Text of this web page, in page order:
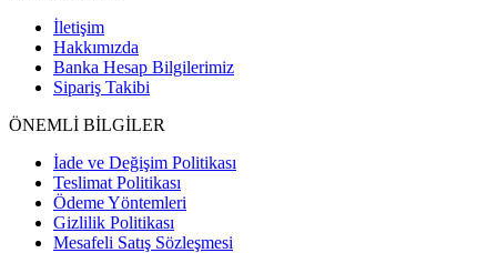
İletişim
Hakkımızda
Banka Hesap Bilgilerimiz
Sipariş Takibi
ÖNEMLİ BİLGİLER
İade ve Değişim Politikası
Teslimat Politikası
Ödeme Yöntemleri
Gizlilik Politikası
Mesafeli Satış Sözleşmesi